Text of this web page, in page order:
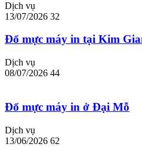
Dịch vụ
13/07/2026 32
Đổ mực máy in tại Kim
Dịch vụ
08/07/2026 44
Đổ mực máy in ở Đại Mỗ
Dịch vụ
13/06/2026 62